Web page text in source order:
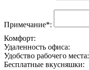
Примечание*:
Комфорт:
Удаленность офиса:
Удобство рабочего места:
Бесплатные вкусняшки: